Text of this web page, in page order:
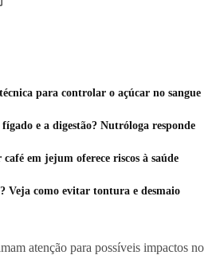
para controlar o açúcar no sangue
e a digestão? Nutróloga responde
em jejum oferece riscos à saúde
Veja como evitar tontura e desmaio
atenção para possíveis impactos no